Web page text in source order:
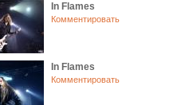
In Flames
Комментировать
In Flames
Комментировать